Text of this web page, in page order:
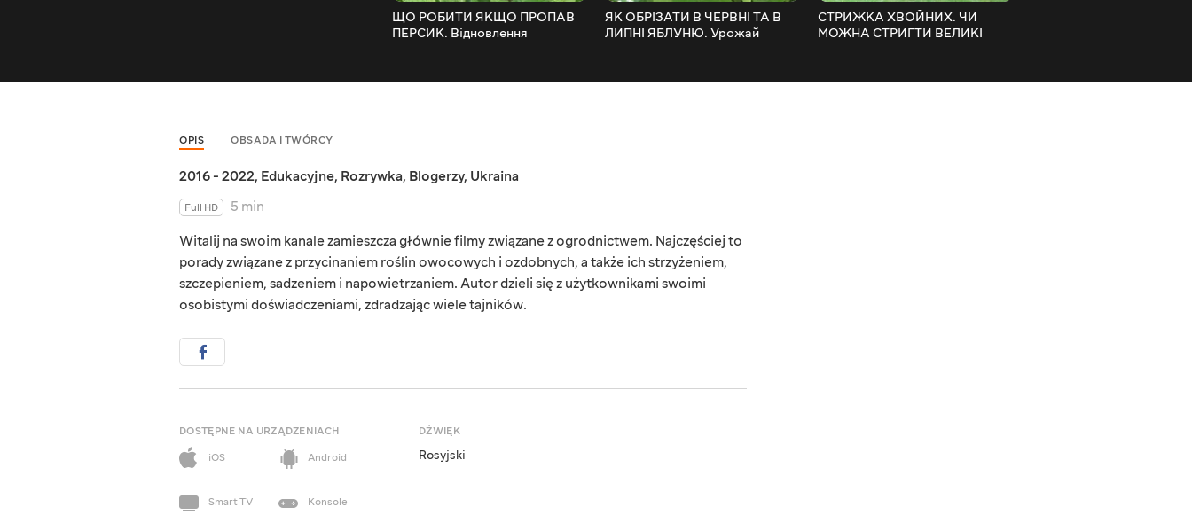
ЩО РОБИТИ ЯКЩО ПРОПАВ
ПЕРСИК. Відновлення
ЯК ОБРІЗАТИ В ЧЕРВНІ ТА В
ЛИПНІ ЯБЛУНЮ. Урожай
СТРИЖКА ХВОЙНИХ. ЧИ
МОЖНА СТРИГТИ ВЕЛИКІ
OPIS OBSADA I TWÓRCY
2016 - 2022, Edukacyjne, Rozrywka, Blogerzy, Ukraina
Full HD
5 min
Witalij na swoim kanale zamieszcza głównie filmy związane z ogrodnictwem. Najczęściej to
porady związane z przycinaniem roślin owocowych i ozdobnych, a także ich strzyżeniem,
szczepieniem, sadzeniem i napowietrzaniem. Autor dzieli się z użytkownikami swoimi
osobistymi doświadczeniami, zdradzając wiele tajników.
DOSTĘPNE NA URZĄDZENIACH
iOS
Android
Smart TV Konsole
DŹWIĘK
Rosyjski